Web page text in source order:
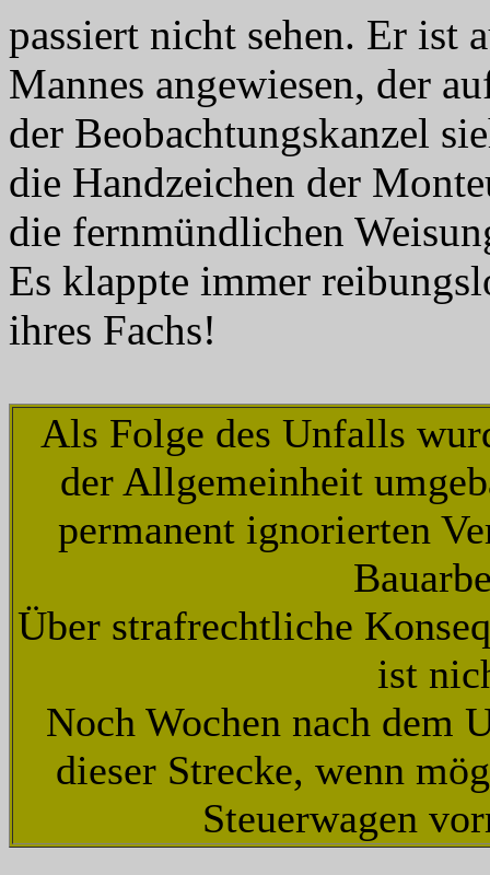
passiert nicht sehen. Er ist
Mannes angewiesen, der
der Beobachtungskanzel
die Handzeichen der
die fernmündlichen
Es klappte immer
ihres Fachs!
Als Folge des Unfalls
der Allgemeinheit
permanent ignorierten
Über strafrechtliche
ist
Noch Wochen nach dem
dieser Strecke, wenn
Steuerwagen